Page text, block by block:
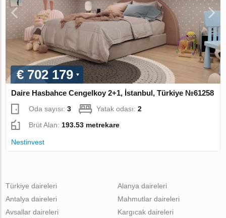
€ 702 179
Daire Hasbahce Cengelkoy 2+1, İstanbul, Türkiye №61258
Oda sayısı:3 Yatak odası:2
Brüt Alan: 193.53 metrekare
Nestinvest
Türkiye daireleri
Antalya daireleri
Avsallar daireleri
Alanya daireleri
Mahmutlar daireleri
Kargıcak daireleri